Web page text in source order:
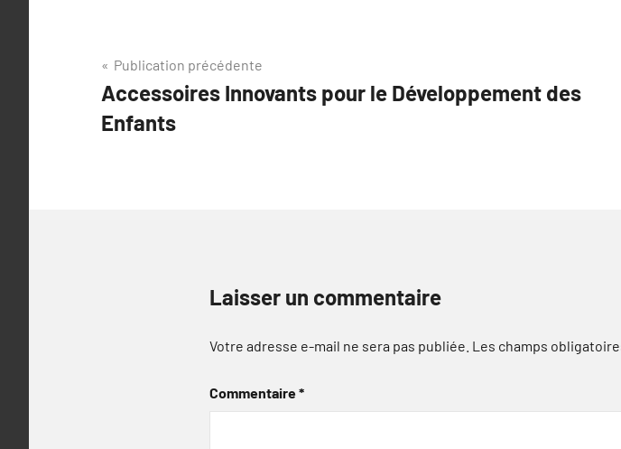
Navigation
de
l’article
Publication précédente
Accessoires Innovants pour le Développement des
Enfants
Laisser un commentaire
Votre adresse e-mail ne sera pas publiée. Les champs
Commentaire*